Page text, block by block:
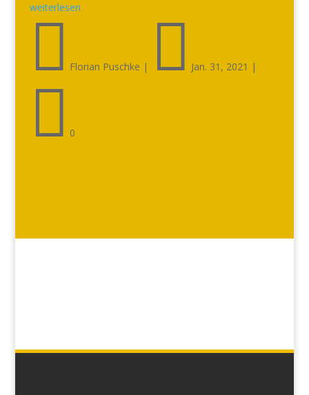
weiterlesen
 Florian Puschke |  Jan. 31, 2021 |
 0